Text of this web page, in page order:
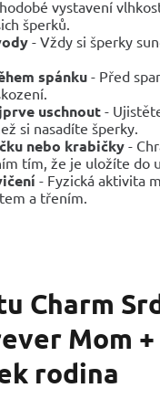
vystavení
šperků.
- Vždy si šperky
spánku- Před
uschnout -
si nasadíte šperky.
nebo krabičky -
tím, že je uložíte do
- Fyzická aktivita
a třením.
Charm
Mom
rodina